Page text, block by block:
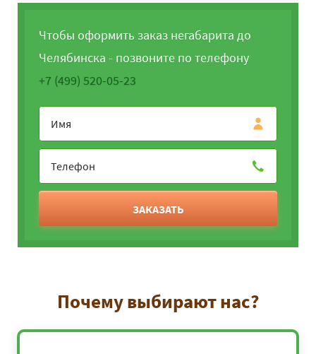
Чтобы оформить заказ негабарита до
Челябинска - позвоните по телефону
+7 (499) 520-05-23
ЗАКАЗАТЬ
Почему выбирают нас?